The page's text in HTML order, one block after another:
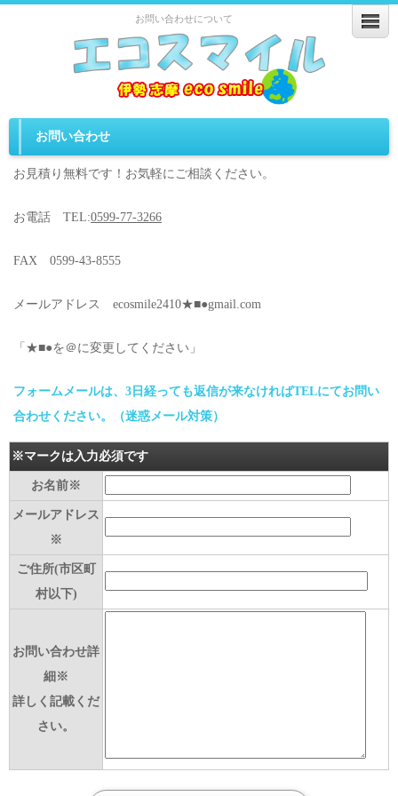
お問い合わせについて
お問い合わせ
お見積り無料です！お気軽にご相談ください。
お電話 TEL:0599-77-3266
FAX 0599-43-8555
メールアドレス ecosmile2410★■●gmail.com
「★■●を＠に変更してください」
フォームメールは、3日経っても返信が来なければTELにてお問い
合わせください。（迷惑メール対策）
※マークは入力必須です
お名前※
メールアドレス
※
ご住所(市区町
村以下)
お問い合わせ詳
細※
詳しく記載くだ
さい。